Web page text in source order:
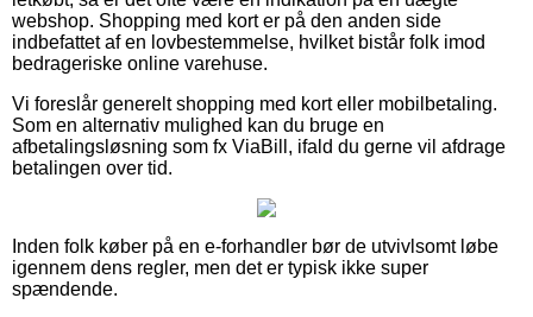
webshop. Shopping med kort er på den anden side
indbefattet af en lovbestemmelse, hvilket bistår folk imod
bedrageriske online varehuse.
Vi foreslår generelt shopping med kort eller mobilbetaling.
Som en alternativ mulighed kan du bruge en
afbetalingsløsning som fx ViaBill, ifald du gerne vil afdrage
betalingen over tid.
Inden folk køber på en e-forhandler bør de utvivlsomt løbe
igennem dens regler, men det er typisk ikke super
spændende.